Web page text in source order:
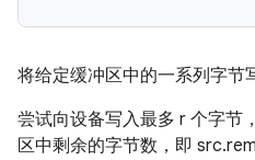
将给定缓冲区中的一系列字节
尝试向设备写入最多 r 个字节
区中剩余的字节数，即